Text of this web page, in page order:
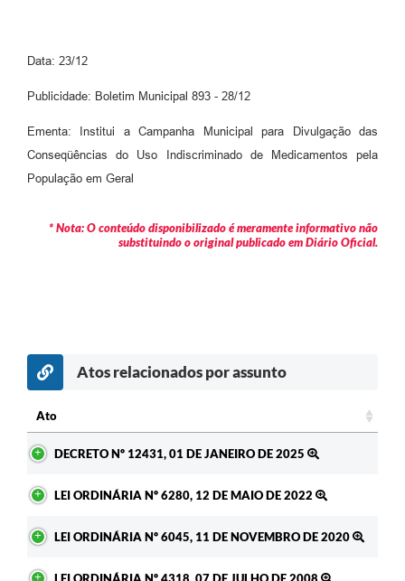
Turismo
Contas Públicas
Editais
Links
Serviços Online
Telefones Úteis
A Prefeitura
Data: 23/12
Publicidade: Boletim Municipal 893 - 28/12
Ementa: Institui a Campanha Municipal para Divulgação das
Conseqüências do Uso Indiscriminado de Medicamentos pela
População em Geral
* Nota: O conteúdo disponibilizado é meramente informativo não
substituindo o original publicado em Diário Oficial.
Atos relacionados por assunto
Ato
DECRETO Nº 12431, 01 DE JANEIRO DE 2025
LEI ORDINÁRIA Nº 6280, 12 DE MAIO DE 2022
LEI ORDINÁRIA Nº 6045, 11 DE NOVEMBRO DE 2020
LEI ORDINÁRIA Nº 4318, 07 DE JULHO DE 2008